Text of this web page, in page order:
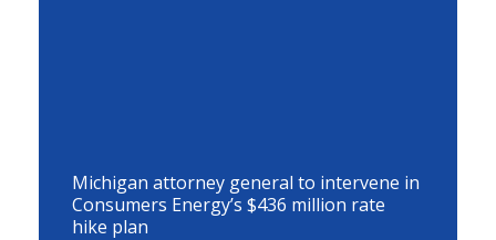
Michigan attorney general to intervene in
Consumers Energy’s $436 million rate
hike plan